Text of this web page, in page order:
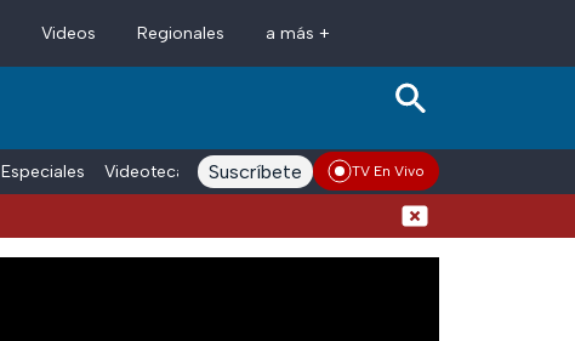
Videos Regionales a más +
Especiales Videoteca Conductores Voces adn Noticias
Suscríbete TV En Vivo